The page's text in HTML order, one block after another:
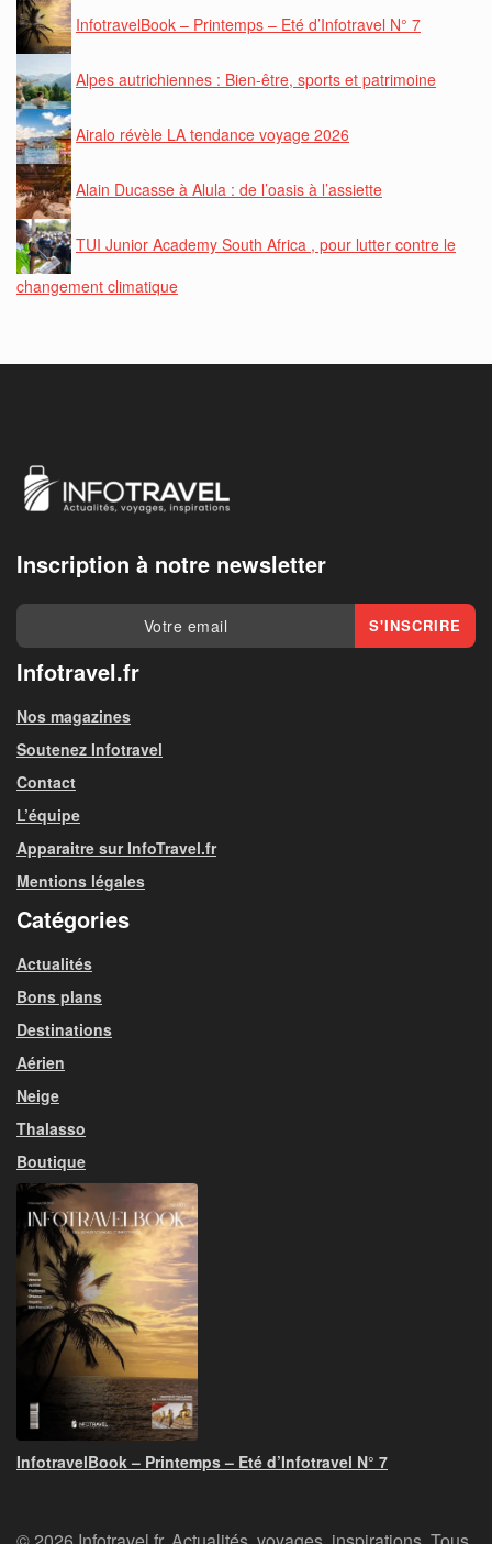
InfotravelBook – Printemps – Eté d’Infotravel N° 7
Alpes autrichiennes : Bien-être, sports et patrimoine
Airalo révèle LA tendance voyage 2026
Alain Ducasse à Alula : de l’oasis à l’assiette
TUI Junior Academy South Africa , pour lutter contre le
changement climatique
Inscription à notre newsletter
Infotravel.fr
Nos magazines
Soutenez Infotravel
Contact
L’équipe
Apparaitre sur InfoTravel.fr
Mentions légales
Catégories
Actualités
Bons plans
Destinations
Aérien
Neige
Thalasso
Boutique
InfotravelBook – Printemps – Eté d’Infotravel N° 7